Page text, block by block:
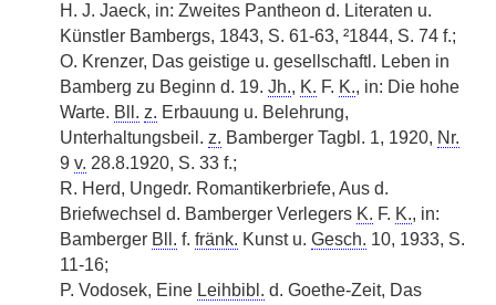
H. J. Jaeck, in: Zweites Pantheon d. Literaten u.
Künstler Bambergs, 1843, S. 61-63, ²1844, S. 74 f.;
O. Krenzer, Das geistige u. gesellschaftl. Leben in
Bamberg zu Beginn d. 19. Jh., K. F. K., in: Die hohe
Warte. Bll. z. Erbauung u. Belehrung,
Unterhaltungsbeil. z. Bamberger Tagbl. 1, 1920, Nr.
9 v. 28.8.1920, S. 33 f.;
R. Herd, Ungedr. Romantikerbriefe, Aus d.
Briefwechsel d. Bamberger Verlegers K. F. K., in:
Bamberger Bll. f. fränk. Kunst u. Gesch. 10, 1933, S.
11-16;
P. Vodosek, Eine Leihbibl. d. Goethe-Zeit, Das